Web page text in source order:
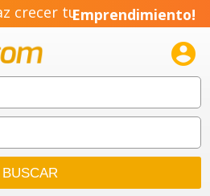
crecer tuEmprendimiento!
